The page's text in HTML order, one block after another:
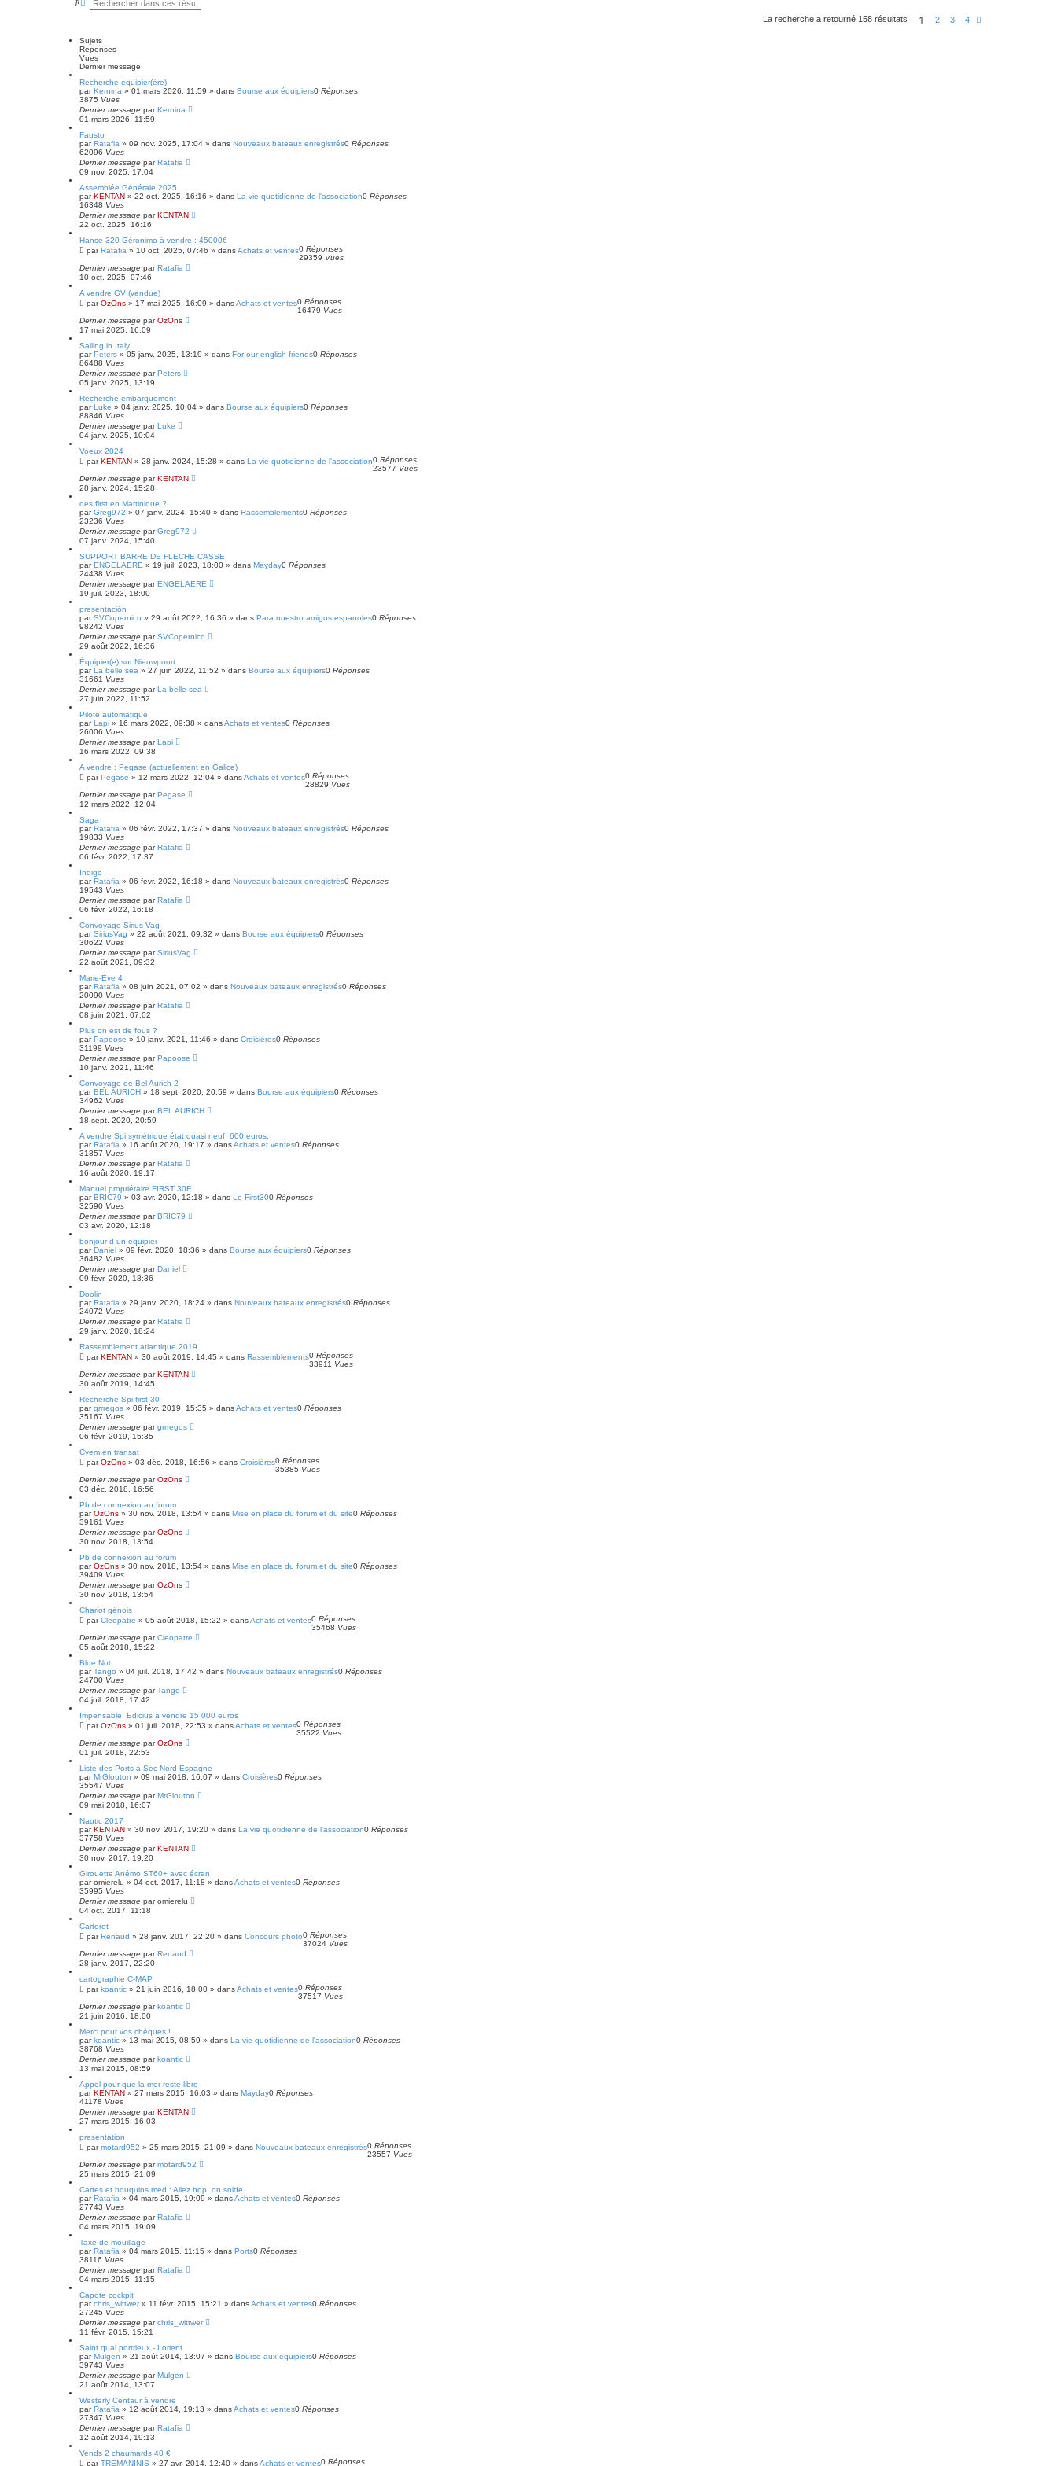
e
r
c
h
r
e
r
c
h
a
v
a
n
c
é
e
La recherche a retourné 158 résultats 1 2 3 4
Sujets
Réponses
Vues
Dernier message
Recherche équipier(ère)
parKernina » 01 mars 2026, 11:59 » dans Bourse aux équipiers0 Réponses
3875 Vues
Dernier message parKernina
01 mars 2026, 11:59
Fausto
parRatafia » 09 nov. 2025, 17:04 » dans Nouveaux bateaux enregistrés0 Réponses
62096 Vues
Dernier message parRatafia
09 nov. 2025, 17:04
Assemblée Générale 2025
parKENTAN » 22 oct. 2025, 16:16 » dans La vie quotidienne de l'association0 Réponses
16348 Vues
Dernier message parKENTAN
22 oct. 2025, 16:16
Hanse 320 Géronimo à vendre : 45000€
parRatafia » 10 oct. 2025, 07:46 » dansAchats et ventes0 Réponses
29359 Vues
Dernier message parRatafia
10 oct. 2025, 07:46
A vendre GV (vendue)
parOzOns » 17 mai 2025, 16:09 » dansAchats et ventes0 Réponses
16479 Vues
Dernier message parOzOns
17 mai 2025, 16:09
Sailing in Italy
parPeters » 05 janv. 2025, 13:19 » dans For our english friends0 Réponses
86488 Vues
Dernier message parPeters
05 janv. 2025, 13:19
Recherche embarquement
parLuke » 04 janv. 2025, 10:04 » dans Bourse aux équipiers0 Réponses
88846 Vues
Dernier message parLuke
04 janv. 2025, 10:04
Voeux 2024
parKENTAN » 28 janv. 2024, 15:28 » dans La vie quotidienne de l'association0 Réponses
23577 Vues
Dernier message parKENTAN
28 janv. 2024, 15:28
des first en Martinique ?
parGreg972 » 07 janv. 2024, 15:40 » dans Rassemblements0 Réponses
23236 Vues
Dernier message parGreg972
07 janv. 2024, 15:40
SUPPORT BARRE DE FLECHE CASSE
parENGELAERE » 19 juil. 2023, 18:00 » dans Mayday0 Réponses
24438 Vues
Dernier message parENGELAERE
19 juil. 2023, 18:00
presentación
parSVCopernico » 29 août 2022, 16:36 » dans Para nuestro amigos espanoles0 Réponses
98242 Vues
Dernier message parSVCopernico
29 août 2022, 16:36
Équipier(e) sur Nieuwpoort
parLa belle sea » 27 juin 2022, 11:52 » dans Bourse aux équipiers0 Réponses
31661 Vues
Dernier message parLa belle sea
27 juin 2022, 11:52
Pilote automatique
parLapi » 16 mars 2022, 09:38 » dansAchats et ventes0 Réponses
26006 Vues
Dernier message parLapi
16 mars 2022, 09:38
A vendre : Pegase (actuellement en Galice)
parPegase » 12 mars 2022, 12:04 » dansAchats et ventes0 Réponses
28829 Vues
Dernier message parPegase
12 mars 2022, 12:04
Saga
parRatafia » 06 févr. 2022, 17:37 » dans Nouveaux bateaux enregistrés0 Réponses
19833 Vues
Dernier message parRatafia
06 févr. 2022, 17:37
Indigo
parRatafia » 06 févr. 2022, 16:18 » dans Nouveaux bateaux enregistrés0 Réponses
19543 Vues
Dernier message parRatafia
06 févr. 2022, 16:18
Convoyage Sirius Vag
parSiriusVag » 22 août 2021, 09:32 » dans Bourse aux équipiers0 Réponses
30622 Vues
Dernier message parSiriusVag
22 août 2021, 09:32
Marie-Ève 4
parRatafia » 08 juin 2021, 07:02 » dans Nouveaux bateaux enregistrés0 Réponses
20090 Vues
Dernier message parRatafia
08 juin 2021, 07:02
Plus on est de fous ?
parPapoose » 10 janv. 2021, 11:46 » dans Croisières0 Réponses
31199 Vues
Dernier message parPapoose
10 janv. 2021, 11:46
Convoyage de Bel Aurich 2
parBEL AURICH » 18 sept. 2020, 20:59 » dans Bourse aux équipiers0 Réponses
34962 Vues
Dernier message parBEL AURICH
18 sept. 2020, 20:59
A vendre Spi symétrique état quasi neuf, 600 euros.
parRatafia » 16 août 2020, 19:17 » dansAchats et ventes0 Réponses
31857 Vues
Dernier message parRatafia
16 août 2020, 19:17
Manuel propriétaire FIRST 30E
parBRIC79 » 03 avr. 2020, 12:18 » dans Le First300 Réponses
32590 Vues
Dernier message parBRIC79
03 avr. 2020, 12:18
bonjour d un equipier
parDaniel » 09 févr. 2020, 18:36 » dans Bourse aux équipiers0 Réponses
36482 Vues
Dernier message parDaniel
09 févr. 2020, 18:36
Doolin
parRatafia » 29 janv. 2020, 18:24 » dans Nouveaux bateaux enregistrés0 Réponses
24072 Vues
Dernier message parRatafia
29 janv. 2020, 18:24
Rassemblement atlantique 2019
parKENTAN » 30 août 2019, 14:45 » dans Rassemblements0 Réponses
33911 Vues
Dernier message parKENTAN
30 août 2019, 14:45
Recherche Spi first 30
pargrrregos » 06 févr. 2019, 15:35 » dansAchats et ventes0 Réponses
35167 Vues
Dernier message pargrrregos
06 févr. 2019, 15:35
Cyem en transat
parOzOns » 03 déc. 2018, 16:56 » dans Croisières0 Réponses
35385 Vues
Dernier message parOzOns
03 déc. 2018, 16:56
Pb de connexion au forum
parOzOns » 30 nov. 2018, 13:54 » dans Mise en place du forum et du site0 Réponses
39161 Vues
Dernier message parOzOns
30 nov. 2018, 13:54
Pb de connexion au forum
parOzOns » 30 nov. 2018, 13:54 » dans Mise en place du forum et du site0 Réponses
39409 Vues
Dernier message parOzOns
30 nov. 2018, 13:54
Chariot génois
parCleopatre » 05 août 2018, 15:22 » dansAchats et ventes0 Réponses
35468 Vues
Dernier message parCleopatre
05 août 2018, 15:22
Blue Not
parTango » 04 juil. 2018, 17:42 » dans Nouveaux bateaux enregistrés0 Réponses
24700 Vues
Dernier message parTango
04 juil. 2018, 17:42
Impensable, Edicius à vendre 15 000 euros
parOzOns » 01 juil. 2018, 22:53 » dansAchats et ventes0 Réponses
35522 Vues
Dernier message parOzOns
01 juil. 2018, 22:53
Liste des Ports à Sec Nord Espagne
parMrGlouton » 09 mai 2018, 16:07 » dans Croisières0 Réponses
35547 Vues
Dernier message parMrGlouton
09 mai 2018, 16:07
Nautic 2017
parKENTAN » 30 nov. 2017, 19:20 » dans La vie quotidienne de l'association0 Réponses
37758 Vues
Dernier message parKENTAN
30 nov. 2017, 19:20
Girouette Anémo ST60+ avec écran
paromierelu » 04 oct. 2017, 11:18 » dansAchats et ventes0 Réponses
35995 Vues
Dernier message paromierelu
04 oct. 2017, 11:18
Carteret
parRenaud » 28 janv. 2017, 22:20 » dans Concours photo0 Réponses
37024 Vues
Dernier message parRenaud
28 janv. 2017, 22:20
cartographie C-MAP
parkoantic » 21 juin 2016, 18:00 » dansAchats et ventes0 Réponses
37517 Vues
Dernier message parkoantic
21 juin 2016, 18:00
Merci pour vos chèques !
parkoantic » 13 mai 2015, 08:59 » dans La vie quotidienne de l'association0 Réponses
38768 Vues
Dernier message parkoantic
13 mai 2015, 08:59
Appel pour que la mer reste libre
parKENTAN » 27 mars 2015, 16:03 » dans Mayday0 Réponses
41178 Vues
Dernier message parKENTAN
27 mars 2015, 16:03
presentation
parmotard952 » 25 mars 2015, 21:09 » dans Nouveaux bateaux enregistrés0 Réponses
23557 Vues
Dernier message parmotard952
25 mars 2015, 21:09
Cartes et bouquins med : Allez hop, on solde
parRatafia » 04 mars 2015, 19:09 » dansAchats et ventes0 Réponses
27743 Vues
Dernier message parRatafia
04 mars 2015, 19:09
Taxe de mouillage
parRatafia » 04 mars 2015, 11:15 » dans Ports0 Réponses
38116 Vues
Dernier message parRatafia
04 mars 2015, 11:15
Capote cockpit
parchris_wittwer» 11 févr. 2015, 15:21 » dansAchats et ventes0 Réponses
27245 Vues
Dernier message parchris_wittwer
11 févr. 2015, 15:21
Saint quai portrieux - Lorient
parMulgen » 21 août 2014, 13:07 » dans Bourse aux équipiers0 Réponses
39743 Vues
Dernier message parMulgen
21 août 2014, 13:07
Westerly Centaur à vendre
parRatafia » 12 août 2014, 19:13 » dansAchats et ventes0 Réponses
27347 Vues
Dernier message parRatafia
12 août 2014, 19:13
Vends 2 chaumards 40 €
parTREMANINIS » 27 avr. 2014, 12:40 » dansAchats et ventes0 Réponses